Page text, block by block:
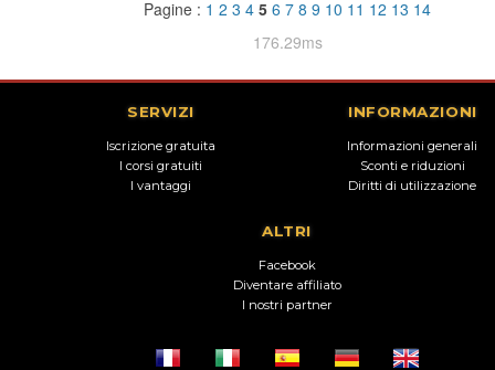
Pagine : 1 2 3 4 5 6 7 8 9 10 11 12 13 14
176.29ms
SERVIZI
Iscrizione gratuita
I corsi gratuiti
I vantaggi
INFORMAZIONI
Informazioni generali
Sconti e riduzioni
Diritti di utilizzazione
ALTRI
Facebook
Diventare affiliato
I nostri partner